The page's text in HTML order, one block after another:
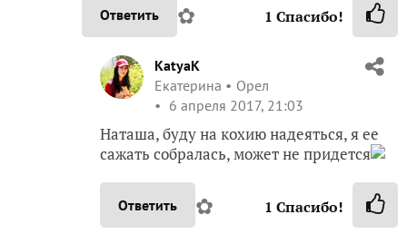
Ответить ✿ 1 Спасибо!
KatyaK
Екатерина
Орел
6 апреля 2017, 21:03
Наташа, буду на кохию надеяться, я ее
сажать собралась, может не придется
Ответить ✿ 1 Спасибо!